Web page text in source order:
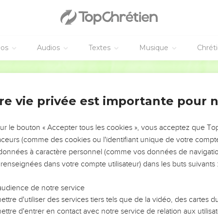
Audios Textes Musique
Jésus se moquaient de lui et le frappaient.
et lui demandaient : « Qui t’a frappé ? Devine ! »
d’autres paroles insultantes.
supérieur
du peuple juif, les chefs des prêtres et les maîtres de la loi
leur Conseil supérieur
Es-tu le Messie ? Dis-le-nous. » Il leur répondit : « Si je vous le
question, vous ne me répondrez pas.
Tu es donc le Fils de Dieu ? » Il leur répondit : « Vous le dites :
n’avons plus besoin de témoins ! Nous avons nous-
vie privée est importante pour
le bouton « Accepter tous les cookies », vous acceptez que
(comme des cookies ou l'identifiant unique de votre
à caractère personnel (comme vos données de
dans votre compte utilisateur) dans les buts suivants :
de notre service
d'utiliser des services tiers tels que de la vidéo, des cartes
d'entrer en contact avec notre service de relation aux